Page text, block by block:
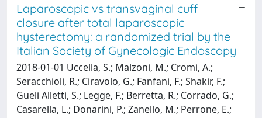
Laparoscopic vs transvaginal cuff
closure after total laparoscopic
hysterectomy: a randomized trial by the
Italian Society of Gynecologic Endoscopy
2018-01-01 Uccella, S.; Malzoni, M.; Cromi, A.;
Seracchioli, R.; Ciravolo, G.; Fanfani, F.; Shakir, F.;
Gueli Alletti, S.; Legge, F.; Berretta, R.; Corrado, G.;
Casarella, L.; Donarini, P.; Zanello, M.; Perrone, E.;